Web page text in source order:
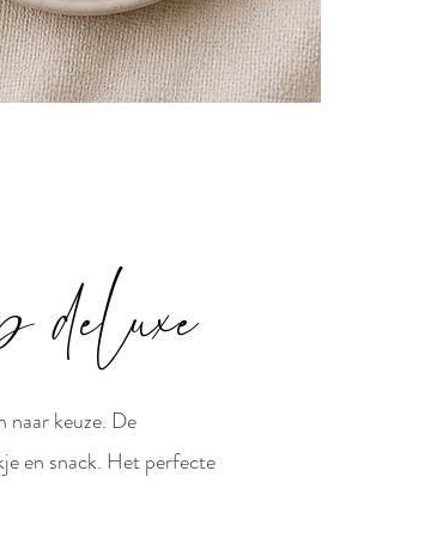
naar keuze. De
en snack. Het perfecte